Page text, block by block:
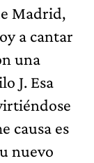
Madrid,
a cantar
una
J. Esa
causa es
nuevo